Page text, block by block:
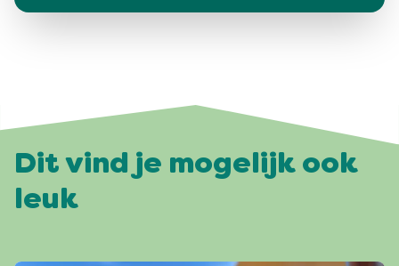
Dit vind je mogelijk ook
leuk